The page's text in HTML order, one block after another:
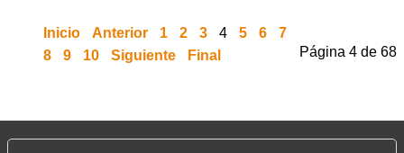
Página 4 de 68
Inicio Anterior 1 2 3 4 5 6
7
8
9 10 Siguiente Final